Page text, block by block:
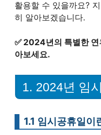
활용할 수 있을까요?
히 알아보겠습니다.
✅ 2024년의 특별한 연
아보세요.
1. 2024년 임
1.1 임시공휴일이